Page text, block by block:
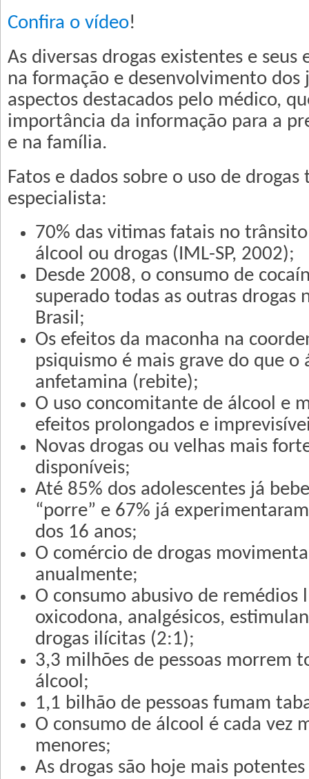
Confira o vídeo!
As diversas drogas existentes e seus
na formação e desenvolvimento dos
aspectos destacados pelo médico,
importância da informação para a
e na família.
Fatos e dados sobre o uso de drogas
especialista:
70% das vitimas fatais no
álcool ou drogas (IML-SP, 2002);
Desde 2008, o consumo de
superado todas as outras drogas
Brasil;
Os efeitos da maconha na
psiquismo é mais grave do que o
anfetamina (rebite);
O uso concomitante de álcool e
efeitos prolongados e
Novas drogas ou velhas mais
disponíveis;
Até 85% dos adolescentes já
“porre” e 67% já
dos 16 anos;
O comércio de drogas
anualmente;
O consumo abusivo de remédios
oxicodona, analgésicos,
drogas ilícitas (2:1);
3,3 milhões de pessoas morrem
álcool;
1,1 bilhão de pessoas fumam
O consumo de álcool é cada vez
menores;
As drogas são hoje mais